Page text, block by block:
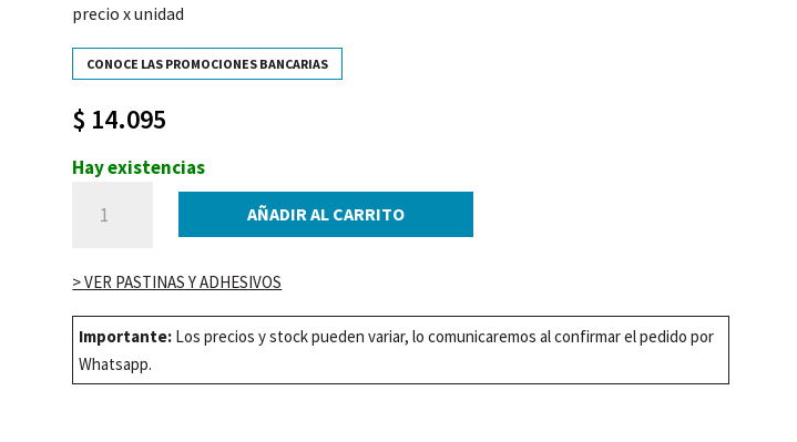
precio x unidad
CONOCE LAS PROMOCIONES BANCARIAS
$ 14.095
Hay existencias
MALLA
MATTE
26x30
cm
cantidad
AÑADIR AL CARRITO
> VER PASTINAS Y ADHESIVOS
Importante: Los precios y stock pueden variar, lo comunicaremos al confirmar el pedido por
Whatsapp.